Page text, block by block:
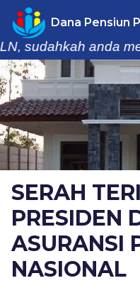
Dana Pensiun
Trafik Statistik
Home
Profil
Berita & Kegiatan
Laporan
Buletin
sudahkah anda
SERAH
PRESIDEN
ASURANSI
NASIONAL